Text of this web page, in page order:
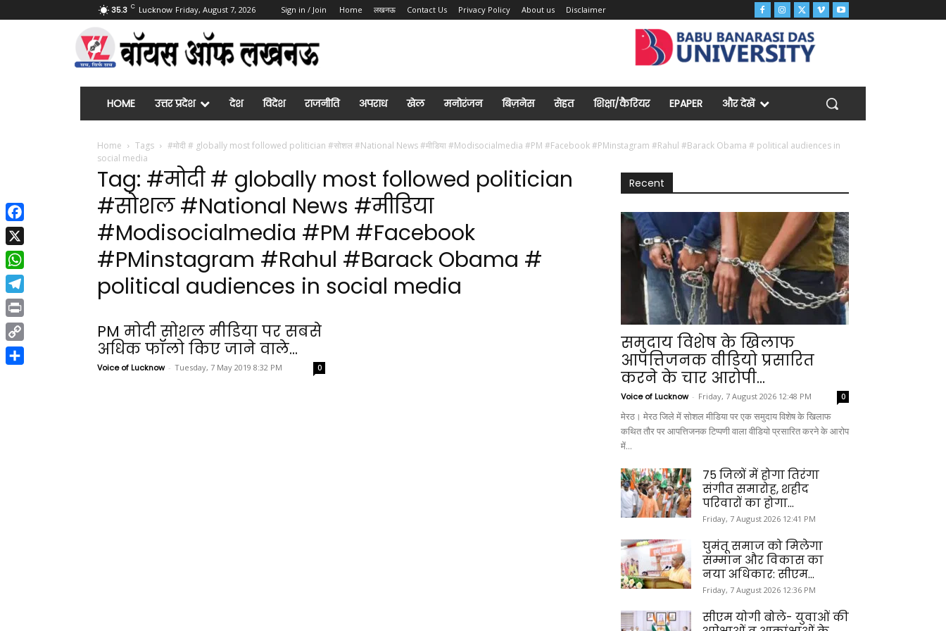
35.3 C Lucknow Friday, August 7, 2026 Sign in / Join Home लखनऊ Contact Us Privacy Policy About us Disclaimer
HOME उत्तर प्रदेश देश विदेश राजनीति अपराध खेल मनोरंजन बिज़नेस सेहत शिक्षा/कैरियर EPAPER और देखें
Home Tags
#मोदी # globally most followed politician #सोशल #National News #मीडिया #Modisocialmedia #PM #Facebook #PMinstagram #Rahul #Barack Obama # political audiences in
social media
Tag: #मोदी # globally most followed politician
#सोशल #National News #मीडिया
#Modisocialmedia #PM #Facebook
#PMinstagram #Rahul #Barack Obama #
political audiences in social media
PM मोदी सोशल मीडिया पर सबसे
अधिक फॉलो किए जाने वाले...
Voice of Lucknow - Tuesday, 7 May 2019 8:32 PM 0
Recent
समुदाय विशेष के खिलाफ
आपत्तिजनक वीडियो प्रसारित
करने के चार आरोपी...
Voice of Lucknow - Friday, 7 August 2026 12:48 PM 0
मेरठ। मेरठ जिले में सोशल मीडिया पर एक समुदाय विशेष के खिलाफ
कथित तौर पर आपत्तिजनक टिप्पणी वाला वीडियो प्रसारित करने के आरोप
में...
75 जिलों में होगा तिरंगा
संगीत समारोह, शहीद
परिवारों का होगा...
Friday, 7 August 2026 12:41 PM
घुमंतू समाज को मिलेगा
सम्मान और विकास का
नया अधिकार: सीएम...
Friday, 7 August 2026 12:36 PM
सीएम योगी बोले- युवाओं की
Facebook
X
WhatsApp
Telegram
Print
Copy
Link